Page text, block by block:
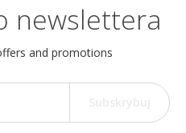
newslettera
and promotions